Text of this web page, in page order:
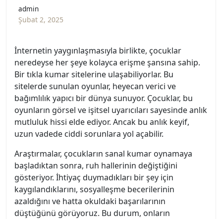
admin
Şubat 2, 2025
İnternetin yaygınlaşmasıyla birlikte, çocuklar
neredeyse her şeye kolayca erişme şansına sahip.
Bir tıkla kumar sitelerine ulaşabiliyorlar. Bu
sitelerde sunulan oyunlar, heyecan verici ve
bağımlılık yapıcı bir dünya sunuyor. Çocuklar, bu
oyunların görsel ve işitsel uyarıcıları sayesinde anlık
mutluluk hissi elde ediyor. Ancak bu anlık keyif,
uzun vadede ciddi sorunlara yol açabilir.
Araştırmalar, çocukların sanal kumar oynamaya
başladıktan sonra, ruh hallerinin değiştiğini
gösteriyor. İhtiyaç duymadıkları bir şey için
kaygılandıklarını, sosyalleşme becerilerinin
azaldığını ve hatta okuldaki başarılarının
düştüğünü görüyoruz. Bu durum, onların